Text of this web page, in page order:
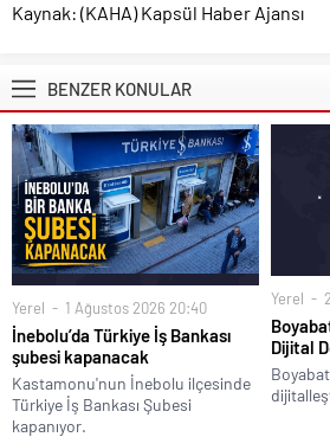
Kaynak: (KAHA) Kapsül Haber Ajansı
BENZER KONULAR
Yerel 1 Ağustos 2026 20:40
İnebolu’da Türkiye İş Bankası
şubesi kapanacak
Kastamonu'nun İnebolu ilçesinde
Türkiye İş Bankası Şubesi
kapanıyor.
Yerel
Dijital